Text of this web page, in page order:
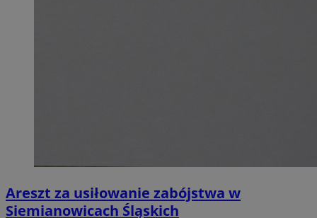
Areszt za usiłowanie zabójstwa w
Siemianowicach Śląskich